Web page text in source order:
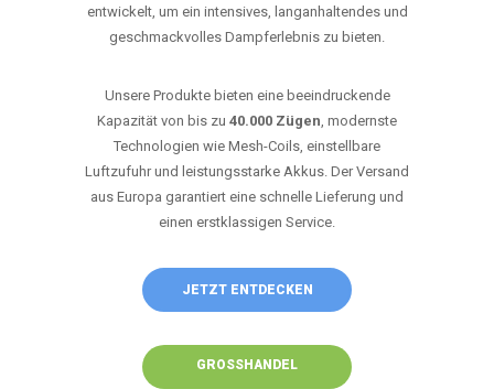
entwickelt, um ein intensives, langanhaltendes und
geschmackvolles Dampferlebnis zu bieten.
Unsere Produkte bieten eine beeindruckende
Kapazität von bis zu 40.000 Zügen, modernste
Technologien wie Mesh-Coils, einstellbare
Luftzufuhr und leistungsstarke Akkus. Der Versand
aus Europa garantiert eine schnelle Lieferung und
einen erstklassigen Service.
JETZT ENTDECKEN
GROSSHANDEL